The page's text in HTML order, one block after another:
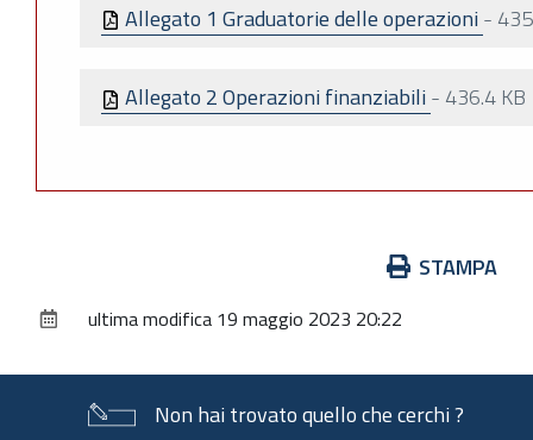
Allegato 1 Graduatorie delle operazioni-
Allegato 2 Operazioni finanziabili- 436.4 KB
documento
STAMPA
ultima modifica 19 maggio 2023 20:22
Non hai trovato quello che cerchi ?